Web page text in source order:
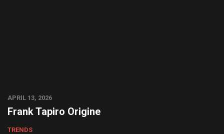
APRIL 13, 2026
Frank Tapiro Origine
TRENDS